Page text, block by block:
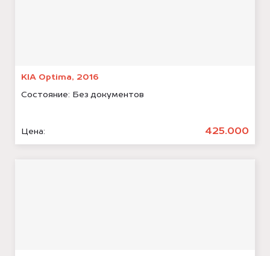
KIA Optima, 2016
Состояние: Без документов
Цена: 425.000